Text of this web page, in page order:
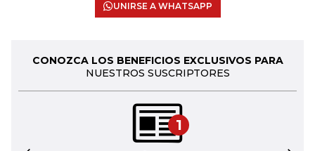
UNIRSE A WHATSAPP
CONOZCA LOS BENEFICIOS EXCLUSIVOS PARA
NUESTROS SUSCRIPTORES
1